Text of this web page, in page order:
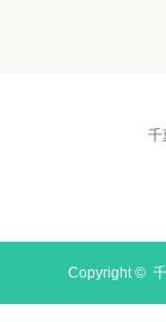
千
Copyright ©